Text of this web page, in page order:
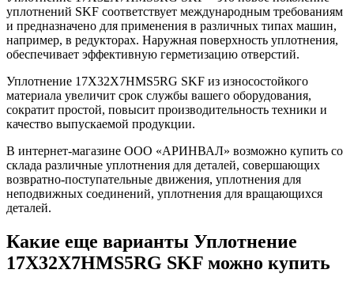
уплотнений SKF соответствует международным требованиям
и предназначено для применения в различных типах машин,
например, в редукторах. Наружная поверхность уплотнения,
обеспечивает эффективную герметизацию отверстий.
Уплотнение 17X32X7HMS5RG SKF из износостойкого
материала увеличит срок службы вашего оборудования,
сократит простой, повысит производительность техники и
качество выпускаемой продукции.
В интернет-магазине ООО «АРИНВАЛ» возможно купить со
склада различные уплотнения для деталей, совершающих
возвратно-поступательные движения, уплотнения для
неподвижных соединений, уплотнения для вращающихся
деталей.
Какие еще варианты Уплотнение
17X32X7HMS5RG SKF можно купить